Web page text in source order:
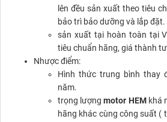
lên đều sản xuất theo tiêu
bảo trì bảo dưỡng và lắp đặt.
sản xuất tại hoàn toàn tại
tiêu chuẩn hãng, giá thành
Nhược điểm:
Hình thức trung bình thay
năm.
trọng lượngmotor HEMkhá
hãng khác cùng công suất (